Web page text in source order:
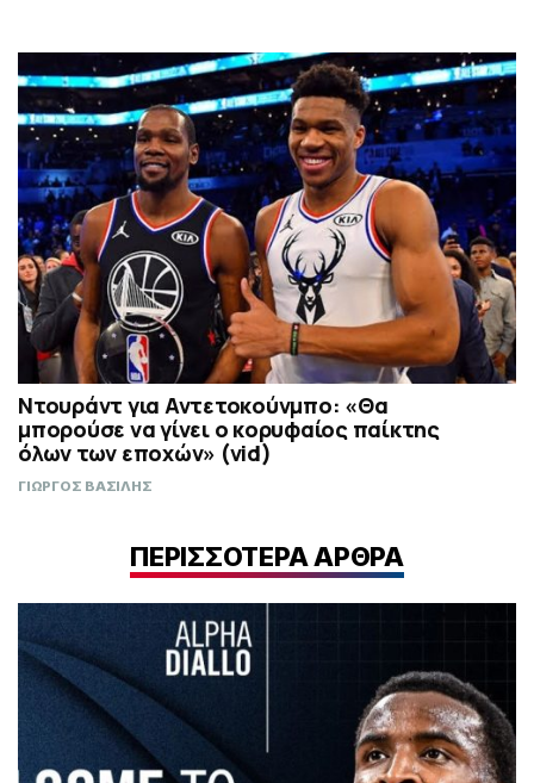
Ντουράντ για Αντετοκούνμπο: «Θα
μπορούσε να γίνει ο κορυφαίος παίκτης
όλων των εποχών» (vid)
ΓΙΩΡΓΟΣ ΒΑΣΙΛΗΣ
ΠΕΡΙΣΣΟΤΕΡΑ ΑΡΘΡΑ